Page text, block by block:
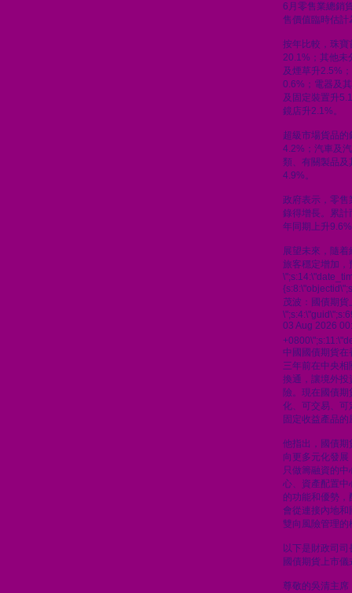
6月零售業總銷
售價值臨時估
按年比較，珠寶
20.1%；其他未
及煙草升2.5%
0.6%；電器及
及固定裝置升
鏡店升2.1%。
超級市場貨品
4.2%；汽車及
類、有關製品
4.9%。
政府表示，零
錄得增長。累計
年同期上升
展望未來，隨
旅客穩定增加，
茂波：國債期
03 Aug 2026
中國國債期貨在
三年前在中央
換通，讓境外投
險。現在國債
化、可交易、可
固定收益產品
他指出，國債期
向更多元化發
只做籌融資的
心、資產配置中
的功能和優勢
會從連接內地和
雙向風險管理的
以下是財政司
國債期貨上市
尊敬的吳清主席